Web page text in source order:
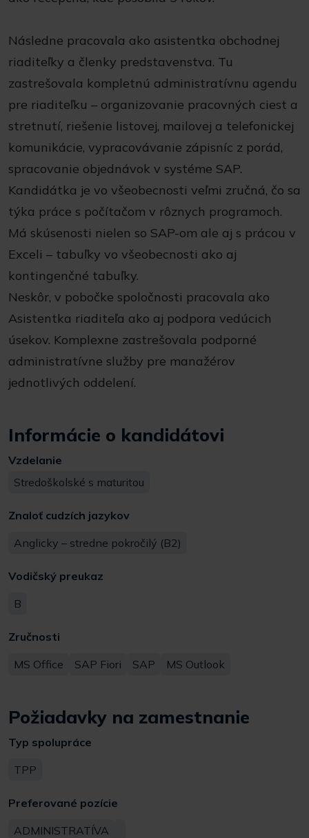
Následne pracovala ako asistentka obchodnej
riaditeľky a členky predstavenstva. Tu
zastrešovala kompletnú administratívnu agendu
pre riaditeľku – organizovanie pracovných ciest a
stretnutí, riešenie listovej, mailovej a telefonickej
komunikácie, vypracovávanie zápisníc z porád,
spracovanie objednávok v systéme SAP.
Kandidátka je vo všeobecnosti veľmi zručná, čo sa
týka práce s počítačom v rôznych programoch.
Má skúsenosti nielen so SAP-om ale aj s prácou v
Exceli – tabuľky vo všeobecnosti ako aj
kontingenčné tabuľky.
Neskôr, v pobočke spoločnosti pracovala ako
Asistentka riaditeľa ako aj podpora vedúcich
úsekov. Komplexne zastrešovala podporné
administratívne služby pre manažérov
jednotlivých oddelení.
Informácie o kandidátovi
Vzdelanie
Stredoškolské s maturitou
Znaloť cudzích jazykov
Anglicky – stredne pokročilý (B2)
Vodičský preukaz
B
Zručnosti
MS Office
SAP Fiori SAP MS Outlook
Požiadavky na zamestnanie
Typ spolupráce
TPP
Preferované pozície
ADMINISTRATÍVA